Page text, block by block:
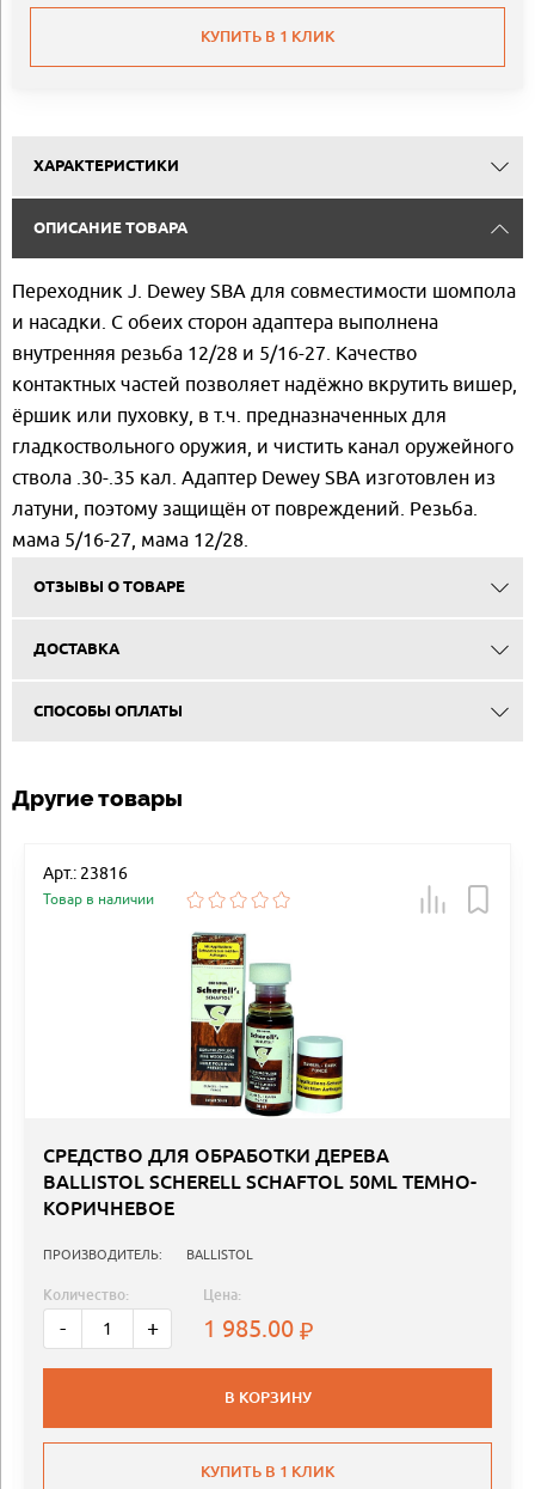
КУПИТЬ В 1 КЛИК
ХАРАКТЕРИСТИКИ
ОПИСАНИЕ ТОВАРА
Переходник J. Dewey SBA для совместимости шомпола
и насадки. С обеих сторон адаптера выполнена
внутренняя резьба 12/28 и 5/16-27. Качество
контактных частей позволяет надёжно вкрутить вишер,
ёршик или пуховку, в т.ч. предназначенных для
гладкоствольного оружия, и чистить канал оружейного
ствола .30-.35 кал. Адаптер Dewey SBA изготовлен из
латуни, поэтому защищён от повреждений. Резьба.
мама 5/16-27, мама 12/28.
ОТЗЫВЫ О ТОВАРЕ
ДОСТАВКА
СПОСОБЫ ОПЛАТЫ
Другие товары
Арт.: 23816
Товар в наличии
СРЕДСТВО ДЛЯ ОБРАБОТКИ ДЕРЕВА
BALLISTOL SCHERELL SCHAFTOL 50ML ТЕМНО-
КОРИЧНЕВОЕ
ПРОИЗВОДИТЕЛЬ: BALLISTOL
Количество:
- +
Цена:
1 985.00
В КОРЗИНУ
КУПИТЬ В 1 КЛИК